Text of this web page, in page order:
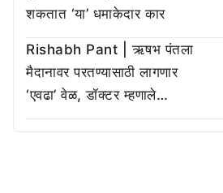
शकतात ‘या’ धमाकेदार कार
Rishabh Pant | ऋषभ पंतला
मैदानावर परतण्यासाठी लागणार
‘एवढा’ वेळ, डॉक्टर म्हणाले…